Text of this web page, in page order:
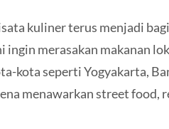
kuliner terus menjadi
ingin merasakan makanan
kota seperti Yogyakarta,
menawarkan street food,